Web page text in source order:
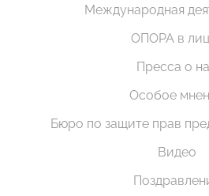
Международная
ОПОРА в
Пресса о
Особое
Бюро по защите прав
Видео